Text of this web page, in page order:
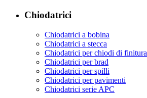
Chiodatrici
Chiodatrici a bobina
Chiodatrici a stecca
Chiodatrici per chiodi di finitura
Chiodatrici per brad
Chiodatrici per spilli
Chiodatrici per pavimenti
Chiodatrici serie APC